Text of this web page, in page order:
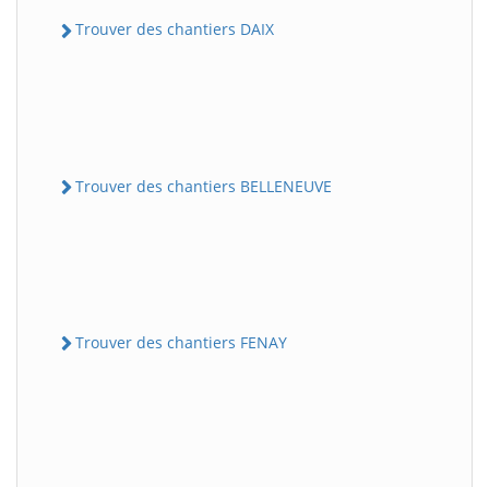
Trouver des chantiers DAIX
Trouver des chantiers BELLENEUVE
Trouver des chantiers FENAY